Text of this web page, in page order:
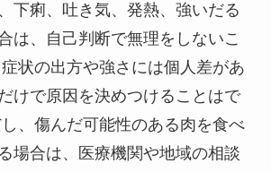
下痢、吐き気、発熱、強いだる
は、自己判断で無理をしないこ
状の出方や強さには個人差があ
けで原因を決めつけることはで
、傷んだ可能性のある肉を食べ
場合は、医療機関や地域の相談